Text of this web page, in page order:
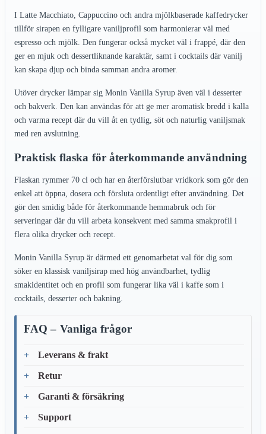
I Latte Macchiato, Cappuccino och andra mjölkbaserade kaffedrycker
tillför sirapen en fylligare vaniljprofil som harmonierar väl med
espresso och mjölk. Den fungerar också mycket väl i frappé, där den
ger en mjuk och dessertliknande karaktär, samt i cocktails där vanilj
kan skapa djup och binda samman andra aromer.
Utöver drycker lämpar sig Monin Vanilla Syrup även väl i desserter
och bakverk. Den kan användas för att ge mer aromatisk bredd i kalla
och varma recept där du vill åt en tydlig, söt och naturlig vaniljsmak
med ren avslutning.
Praktisk flaska för återkommande användning
Flaskan rymmer 70 cl och har en återförslutbar vridkork som gör den
enkel att öppna, dosera och försluta ordentligt efter användning. Det
gör den smidig både för återkommande hemmabruk och för
serveringar där du vill arbeta konsekvent med samma smakprofil i
flera olika drycker och recept.
Monin Vanilla Syrup är därmed ett genomarbetat val för dig som
söker en klassisk vaniljsirap med hög användbarhet, tydlig
smakidentitet och en profil som fungerar lika väl i kaffe som i
cocktails, desserter och bakning.
FAQ – Vanliga frågor
Leverans & frakt
Retur
Garanti & försäkring
Support